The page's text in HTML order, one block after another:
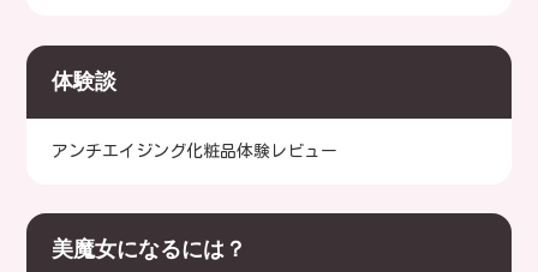
体験談
アンチエイジング化粧品体験レビュー
美魔女になるには？